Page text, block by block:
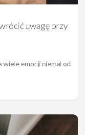
uwagę przy
emocji niemal od